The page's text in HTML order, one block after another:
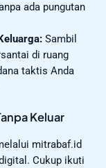
ada pungutan
Sambil
di ruang
taktis Anda
Keluar
mitrabaf.id
Cukup ikuti